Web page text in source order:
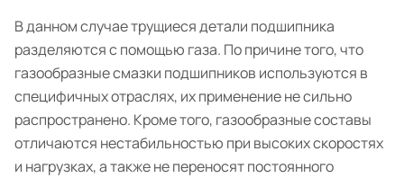
В данном случае трущиеся детали подшипника
разделяются с помощью газа. По причине того, что
газообразные смазки подшипников используются в
специфичных отраслях, их применение не сильно
распространено. Кроме того, газообразные составы
отличаются нестабильностью при высоких скоростях
и нагрузках, а также не переносят постоянного